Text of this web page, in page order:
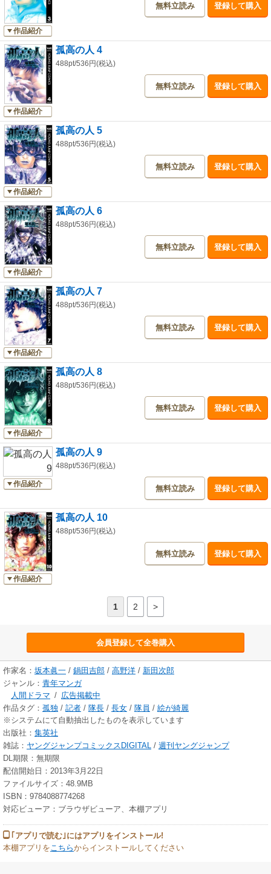
作品紹介
無料立読み 登録して購入
作品紹介
孤高の人 4
488pt/536円(税込)
無料立読み 登録して購入
作品紹介
孤高の人 5
488pt/536円(税込)
無料立読み 登録して購入
作品紹介
孤高の人 6
488pt/536円(税込)
無料立読み 登録して購入
作品紹介
孤高の人 7
488pt/536円(税込)
無料立読み 登録して購入
作品紹介
孤高の人 8
488pt/536円(税込)
無料立読み 登録して購入
作品紹介
孤高の人 9
488pt/536円(税込)
無料立読み 登録して購入
作品紹介
孤高の人 10
488pt/536円(税込)
無料立読み 登録して購入
1 2 >
会員登録して全巻購入
作家名： 坂本眞一 / 鍋田吉郎 / 高野洋 / 新田次郎
ジャンル： 青年マンガ
人間ドラマ / 広告掲載中
作品タグ： 孤独 / 記者 / 隊長 / 長女 / 隊員 / 絵が綺麗
※システムにて自動抽出したものを表示しています
出版社： 集英社
雑誌： ヤングジャンプコミックスDIGITAL / 週刊ヤングジャンプ
DL期限：無期限
配信開始日：2013年3月22日
ファイルサイズ：48.9MB
ISBN：9784088774268
対応ビューア：ブラウザビューア、本棚アプリ
｢アプリで読む｣にはアプリをインストール!
本棚アプリを こちらからインストールしてください